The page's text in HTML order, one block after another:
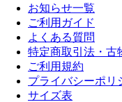
お知らせ一覧
ご利用ガイド
よくある質問
特定商取引法・古
ご利用規約
プライバシーポリ
サイズ表